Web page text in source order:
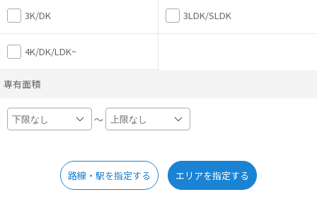
3K/DK 3LDK/SLDK
4K/DK/LDK~
専有面積
～
路線・駅を指定する エリアを指定する